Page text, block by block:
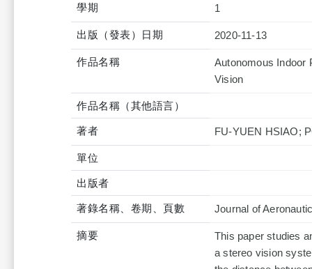
學期 1
出版（發表）日期 2020-11-13
作品名稱
Autonomous Indoor
Vision
作品名稱（其他語言）
著者 FU-YUEN HSIAO;
單位
出版者
著錄名稱、卷期、頁數 Journal of
摘要
This paper studies
a stereo vision